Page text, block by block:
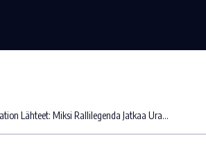
Sébastien Ogierin Motivaation Lähteet: Miksi Rallilegenda Jatkaa Uraansa?